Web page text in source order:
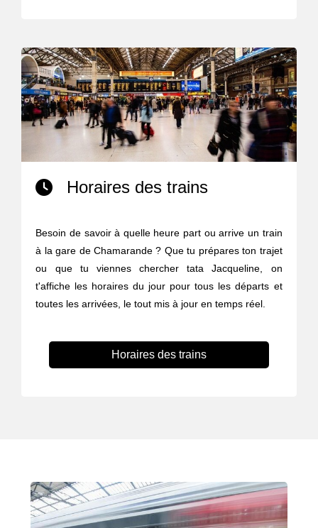
Horaires des trains
Besoin de savoir à quelle heure part ou arrive un train
à la gare de Chamarande ? Que tu prépares ton trajet
ou que tu viennes chercher tata Jacqueline, on
t'affiche les horaires du jour pour tous les départs et
toutes les arrivées, le tout mis à jour en temps réel.
Horaires des trains